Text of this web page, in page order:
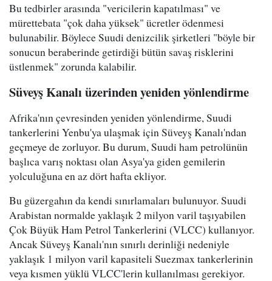
Bu tedbirler arasında "vericilerin kapatılması" ve
mürettebata "çok daha yüksek" ücretler ödenmesi
bulunabilir. Böylece Suudi denizcilik şirketleri "böyle bir
sonucun beraberinde getirdiği bütün savaş risklerini
üstlenmek" zorunda kalabilir.
Süveyş Kanalı üzerinden yeniden yönlendirme
Afrika'nın çevresinden yeniden yönlendirme, Suudi
tankerlerini Yenbu'ya ulaşmak için Süveyş Kanalı'ndan
geçmeye de zorluyor. Bu durum, Suudi ham petrolünün
başlıca varış noktası olan Asya'ya giden gemilerin
yolculuğuna en az dört hafta ekliyor.
Bu güzergahın da kendi sınırlamaları bulunuyor. Suudi
Arabistan normalde yaklaşık 2 milyon varil taşıyabilen
Çok Büyük Ham Petrol Tankerlerini (VLCC) kullanıyor.
Ancak Süveyş Kanalı'nın sınırlı derinliği nedeniyle
yaklaşık 1 milyon varil kapasiteli Suezmax tankerlerinin
veya kısmen yüklü VLCC'lerin kullanılması gerekiyor.